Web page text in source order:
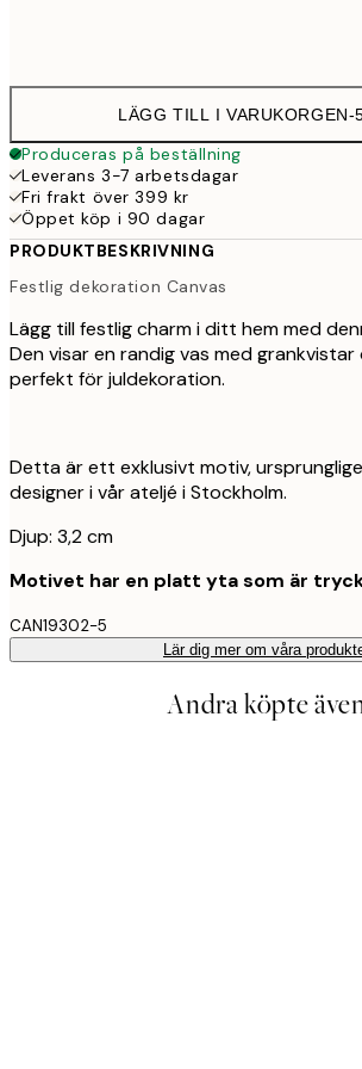
LÄGG TILL I VARUKORGEN-
Produceras på beställning
Leverans 3-7 arbetsdagar
Fri frakt över 399 kr
Öppet köp i 90 dagar
PRODUKTBESKRIVNING
Festlig dekoration Canvas
Lägg till festlig charm i ditt hem med
Den visar en randig vas med
perfekt för juldekoration.
Detta är ett exklusivt motiv,
designer i vår ateljé i Stockholm.
Djup: 3,2 cm
Motivet har en platt yta som är
CAN19302-5
Lär dig mer om våra
Andra köpte